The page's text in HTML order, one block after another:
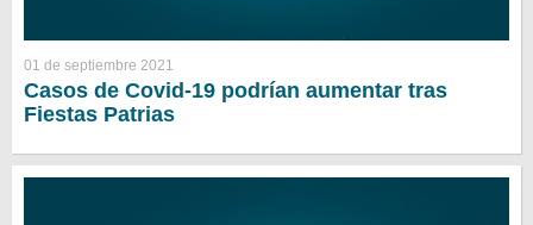
01 de septiembre 2021
Casos de Covid-19 podrían aumentar tras
Fiestas Patrias